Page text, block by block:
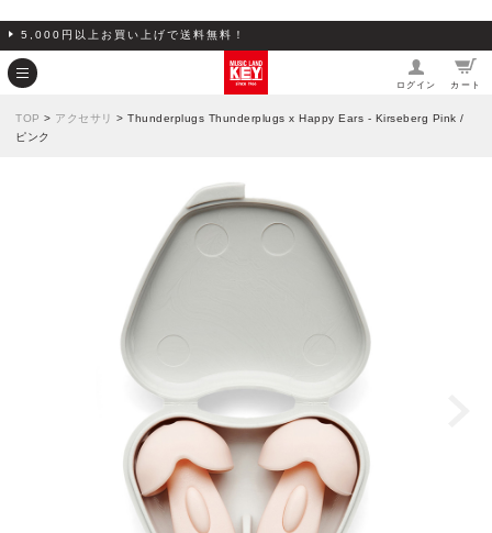
5,000円以上お買い上げで送料無料！
ログイン カート
TOP > アクセサリ > Thunderplugs Thunderplugs x Happy Ears - Kirseberg Pink /
ピンク